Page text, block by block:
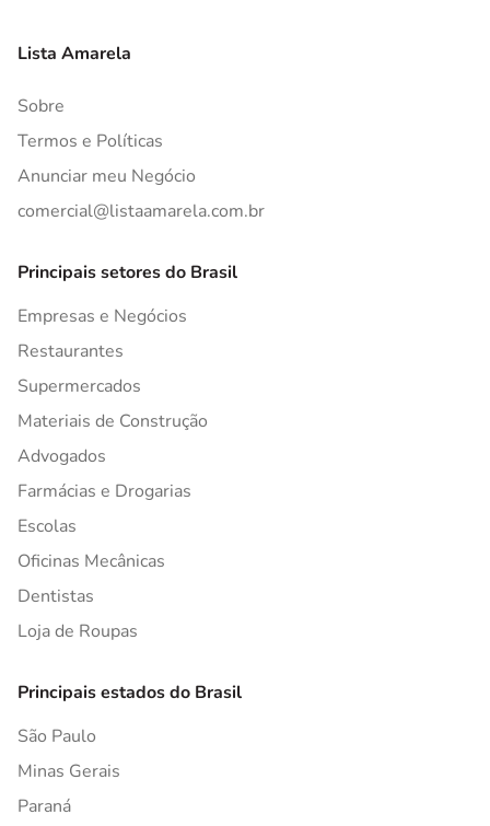
Lista Amarela
Sobre
Termos e Políticas
Anunciar meu Negócio
comercial@listaamarela.com.br
Principais setores do Brasil
Empresas e Negócios
Restaurantes
Supermercados
Materiais de Construção
Advogados
Farmácias e Drogarias
Escolas
Oficinas Mecânicas
Dentistas
Loja de Roupas
Principais estados do Brasil
São Paulo
Minas Gerais
Paraná